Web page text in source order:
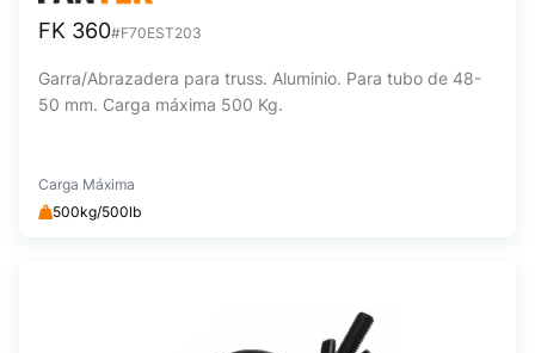
FK 360#F70EST203
Garra/Abrazadera para truss. Aluminio. Para tubo de 48-
50 mm. Carga máxima 500 Kg.
Carga Máxima
500kg/500lb